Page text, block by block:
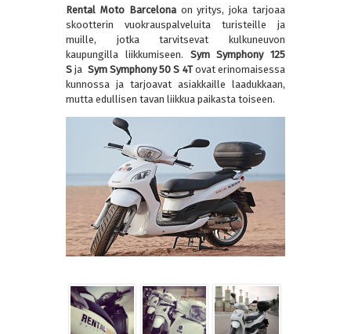
Rental Moto Barcelona on yritys, joka tarjoaa
skootterin vuokrauspalveluita turisteille ja
muille, jotka tarvitsevat kulkuneuvon
kaupungilla liikkumiseen. Sym Symphony 125
Sja Sym Symphony 50 S 4T ovat erinomaisessa
kunnossa ja tarjoavat asiakkaille laadukkaan,
mutta edullisen tavan liikkua paikasta toiseen.